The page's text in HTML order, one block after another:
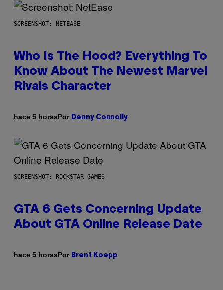
SCREENSHOT: NETEASE
Who Is The Hood? Everything To
Know About The Newest Marvel
Rivals Character
hace 5 horasPor Denny Connolly
SCREENSHOT: ROCKSTAR GAMES
GTA 6 Gets Concerning Update
About GTA Online Release Date
hace 5 horasPor Brent Koepp